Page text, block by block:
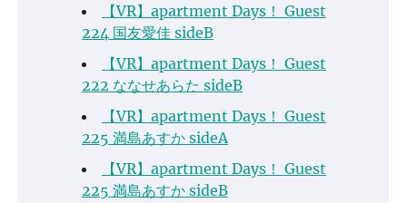
【VR】apartment Days！ Guest
224 国友愛佳 sideB
【VR】apartment Days！ Guest
222 ななせあらた sideB
【VR】apartment Days！ Guest
225 満島あすか sideA
【VR】apartment Days！ Guest
225 満島あすか sideB